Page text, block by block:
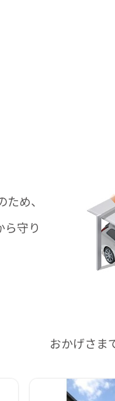
め、
守り
おかげさま